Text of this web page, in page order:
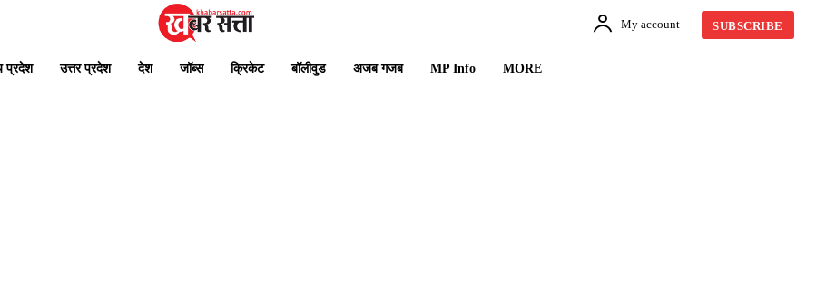
My account SUBSCRIBE
प्रदेश उत्तर प्रदेश देश जॉब्स क्रिकेट बॉलीवुड अजब गजब MP Info MORE